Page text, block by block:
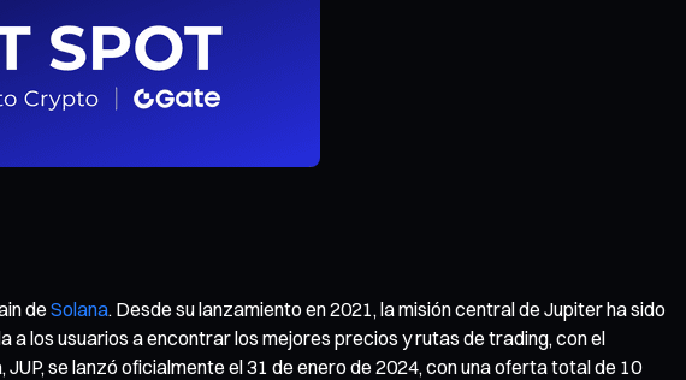
de Solana. Desde su lanzamiento en 2021, la misión central de Jupiter ha sido
los usuarios a encontrar los mejores precios y rutas de trading, con el
se lanzó oficialmente el 31 de enero de 2024, con una oferta total de 10